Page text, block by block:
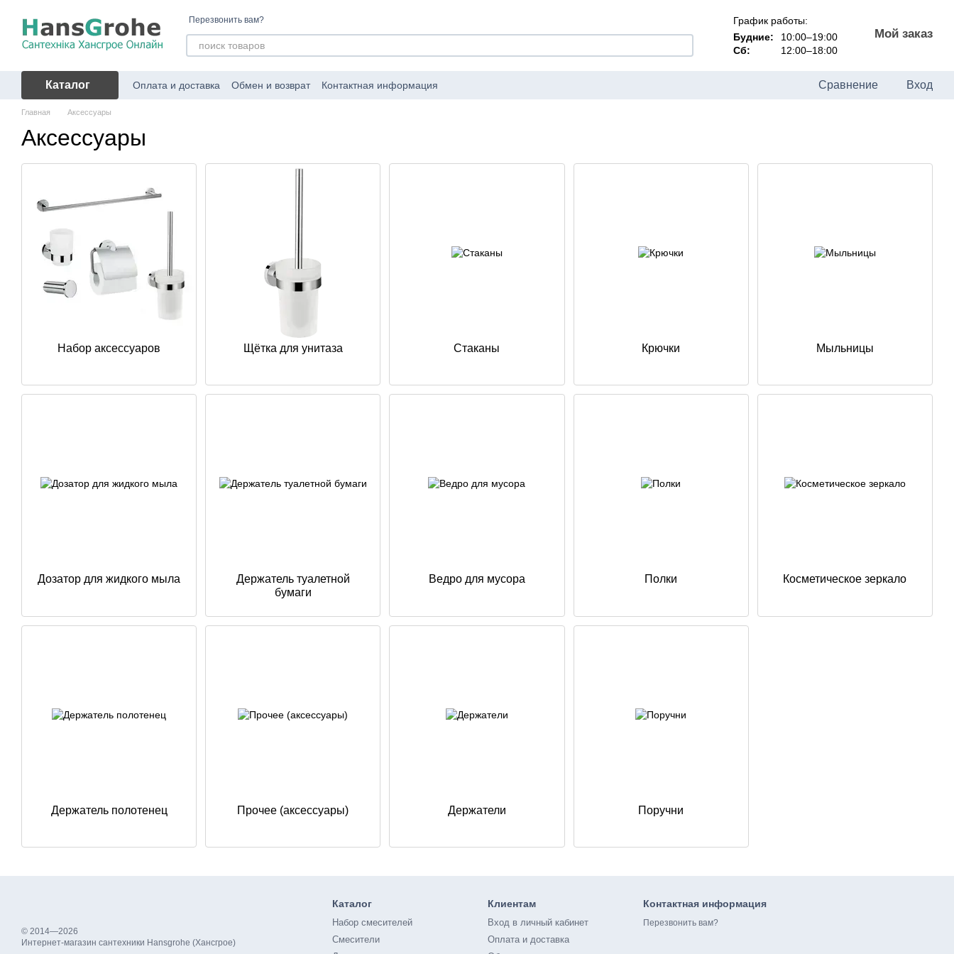
Перезвонить вам?
График работы:
Будние:
10:00–19:00
Сб:
12:00–18:00
Мой заказ
Каталог Оплата и доставка Обмен и возврат Контактная информация Сравнение Вход
Главная Аксессуары
Аксессуары
Набор аксессуаров Щётка для унитаза Стаканы Крючки Мыльницы
Дозатор для жидкого мыла
Держатель туалетной
бумаги
Ведро для мусора Полки Косметическое зеркало
Держатель полотенец Прочее (аксессуары) Держатели Поручни
© 2014—2026
Интернет-магазин сантехники Hansgrohe (Хансгрое)
Каталог
Набор смесителей
Смесители
Клиентам
Вход в личный кабинет
Оплата и доставка
Контактная информация
Перезвонить вам?